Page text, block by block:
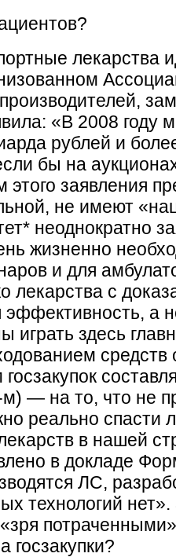
лекарства
«В 2008 году
рублей и
бы на
заявления
не имеют
неоднократно
жизненно
и для
лекарства с
а
играть здесь
— на то, что не
реально спасти
в нашей
в докладе
ЛС,
технологий
госзакупки?